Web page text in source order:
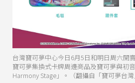
台灣寶可夢中心今日6月5日和明日周六開
寶可夢集換式卡牌周邊商品及寶可夢與初
Harmony Stage」。（翻攝自「寶可夢台灣